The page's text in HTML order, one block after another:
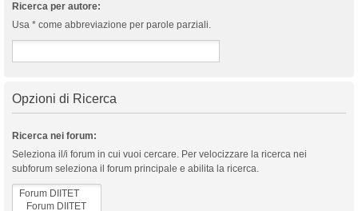
Ricerca per autore:
Usa * come abbreviazione per parole parziali.
Opzioni di Ricerca
Ricerca nei forum:
Seleziona il/i forum in cui vuoi cercare. Per velocizzare la ricerca nei
subforum seleziona il forum principale e abilita la ricerca.